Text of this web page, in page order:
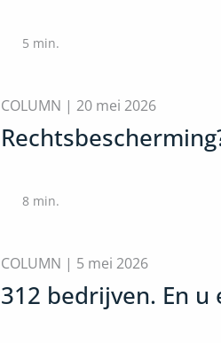
5 min.
COLUMN | 20 mei 2026
8min.
COLUMN | 5 mei 2026
312 bedrijven. En u